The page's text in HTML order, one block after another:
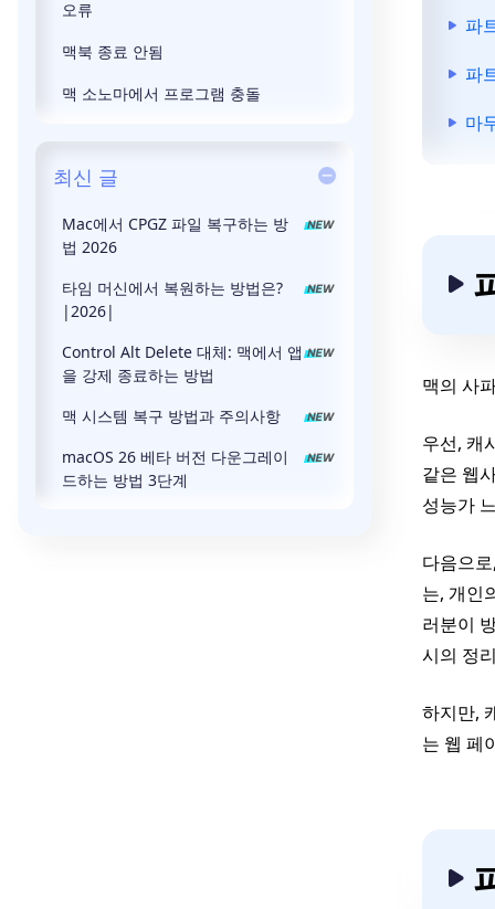
오류
맥북 종료 안됨
맥 소노마에서 프로그램 충돌
최신 글
Mac에서 CPGZ 파일 복구하는 방
법 2026
타임 머신에서 복원하는 방법은?
|2026|
Control Alt Delete 대체: 맥에서 앱
을 강제 종료하는 방법
맥 시스템 복구 방법과 주의사항
macOS 26 베타 버전 다운그레이
드하는 방법 3단계
파
파
마
맥의 사
우선, 캐
같은 웹
성능가
다음으
는, 개인
러분이
시의 정
하지만,
는 웹 페